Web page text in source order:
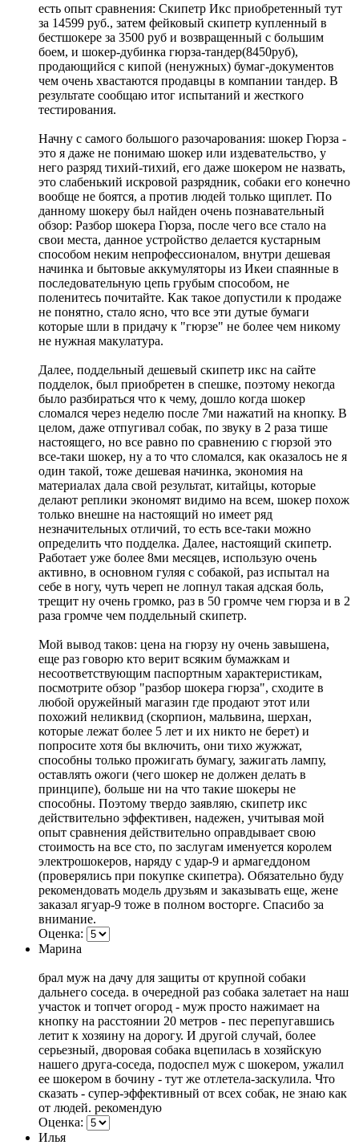
есть опыт сравнения: Скипетр Икс приобретенный тут
за 14599 руб., затем фейковый скипетр купленный в
бестшокере за 3500 руб и возвращенный с большим
боем, и шокер-дубинка гюрза-тандер(8450руб),
продающийся с кипой (ненужных) бумаг-документов
чем очень хвастаются продавцы в компании тандер. В
результате сообщаю итог испытаний и жесткого
тестирования.
Начну с самого большого разочарования: шокер Гюрза -
это я даже не понимаю шокер или издевательство, у
него разряд тихий-тихий, его даже шокером не назвать,
это слабенький искровой разрядник, собаки его конечно
вообще не боятся, а против людей только щиплет. По
данному шокеру был найден очень познавательный
обзор: Разбор шокера Гюрза, после чего все стало на
свои места, данное устройство делается кустарным
способом неким непрофессионалом, внутри дешевая
начинка и бытовые аккумуляторы из Икеи спаянные в
последовательную цепь грубым способом, не
поленитесь почитайте. Как такое допустили к продаже
не понятно, стало ясно, что все эти дутые бумаги
которые шли в придачу к "гюрзе" не более чем никому
не нужная макулатура.
Далее, поддельный дешевый скипетр икс на сайте
подделок, был приобретен в спешке, поэтому некогда
было разбираться что к чему, дошло когда шокер
сломался через неделю после 7ми нажатий на кнопку. В
целом, даже отпугивал собак, по звуку в 2 раза тише
настоящего, но все равно по сравнению с гюрзой это
все-таки шокер, ну а то что сломался, как оказалось не я
один такой, тоже дешевая начинка, экономия на
материалах дала свой результат, китайцы, которые
делают реплики экономят видимо на всем, шокер похож
только внешне на настоящий но имеет ряд
незначительных отличий, то есть все-таки можно
определить что подделка. Далее, настоящий скипетр.
Работает уже более 8ми месяцев, использую очень
активно, в основном гуляя с собакой, раз испытал на
себе в ногу, чуть череп не лопнул такая адская боль,
трещит ну очень громко, раз в 50 громче чем гюрза и в 2
раза громче чем поддельный скипетр.
Мой вывод таков: цена на гюрзу ну очень завышена,
еще раз говорю кто верит всяким бумажкам и
несоответствующим паспортным характеристикам,
посмотрите обзор "разбор шокера гюрза", сходите в
любой оружейный магазин где продают этот или
похожий неликвид (скорпион, мальвина, шерхан,
которые лежат более 5 лет и их никто не берет) и
попросите хотя бы включить, они тихо жужжат,
способны только прожигать бумагу, зажигать лампу,
оставлять ожоги (чего шокер не должен делать в
принципе), больше ни на что такие шокеры не
способны. Поэтому твердо заявляю, скипетр икс
действительно эффективен, надежен, учитывая мой
опыт сравнения действительно оправдывает свою
стоимость на все сто, по заслугам именуется королем
электрошокеров, наряду с удар-9 и армагеддоном
(проверялись при покупке скипетра). Обязательно буду
рекомендовать модель друзьям и заказывать еще, жене
заказал ягуар-9 тоже в полном восторге. Спасибо за
внимание.
Оценка:
Марина
брал муж на дачу для защиты от крупной собаки
дальнего соседа. в очередной раз собака залетает на наш
участок и топчет огород - муж просто нажимает на
кнопку на расстоянии 20 метров - пес перепугавшись
летит к хозяину на дорогу. И другой случай, более
серьезный, дворовая собака вцепилась в хозяйскую
нашего друга-соседа, подоспел муж с шокером, ужалил
ее шокером в бочину - тут же отлетела-заскулила. Что
сказать - супер-эффективный от всех собак, не знаю как
от людей. рекомендую
Оценка:
Илья